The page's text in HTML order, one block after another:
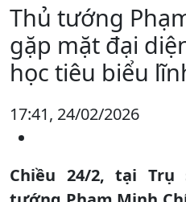
Thủ tướng
gặp mặt đại
học tiêu biểu
17:41, 24/02/2026
Chiều 24/2, tại Trụ